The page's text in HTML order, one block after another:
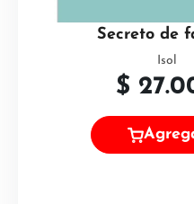
Secreto de
Isol
$